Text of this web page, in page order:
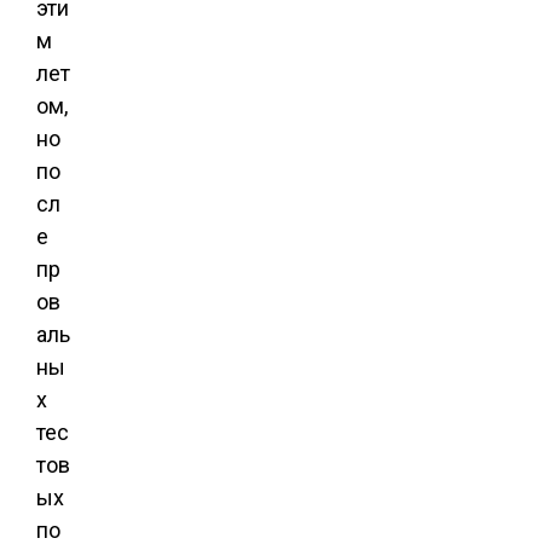
эти
м
лет
ом,
но
по
сл
е
пр
ов
аль
ны
х
тес
тов
ых
по